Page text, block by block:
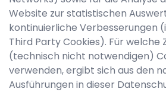
Website zur statistischen
kontinuierliche Verbesserungen
Third Party Cookies). Für welche
(technisch nicht notwendigen)
verwenden, ergibt sich aus den
Ausführungen in dieser